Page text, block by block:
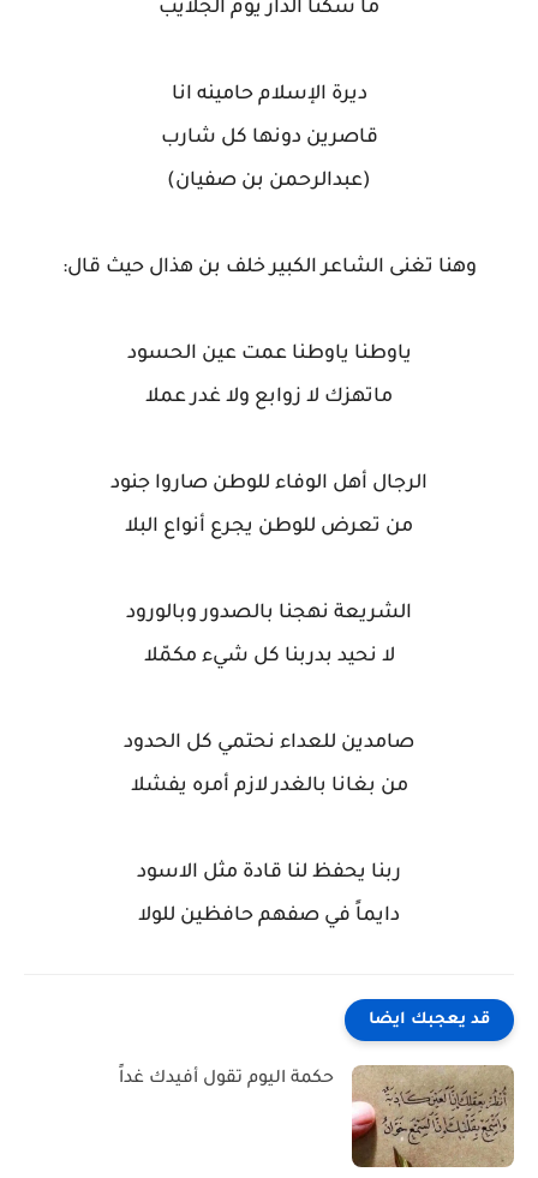
ما سكنّا الدار يوم الجلايب
ديرة الإسلام حامينه انا
قاصرين دونها كل شارب
(عبدالرحمن بن صفيان)
وهنا تغنى الشاعر الكبير خلف بن هذال حيث قال:
ياوطنا ياوطنا عمت عين الحسود
ماتهزك لا زوابع ولا غدر عملا
الرجال أهل الوفاء للوطن صاروا جنود
من تعرض للوطن يجرع أنواع البلا
الشريعة نهجنا بالصدور وبالورود
لا نحيد بدربنا كل شيء مكمّلا
صامدين للعداء نحتمي كل الحدود
من بغانا بالغدر لازم أمره يفشلا
ربنا يحفظ لنا قادة مثل الاسود
دايماً في صفهم حافظين للولا
قد يعجبك ايضا
حكمة اليوم تقول أفيدك غداً